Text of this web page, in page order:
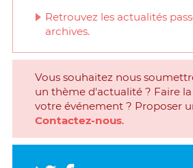
Retrouvez les actualités
archives.
Vous souhaitez nous
un thème d'actualité ? Faire
votre événement ? Proposer
Contactez-nous.